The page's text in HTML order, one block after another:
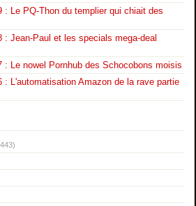
: Le PQ-Thon du templier qui chiait des
: Jean-Paul et les specials mega-deal
: Le nowel Pornhub des Schocobons moisis
: L'automatisation Amazon de la rave partie